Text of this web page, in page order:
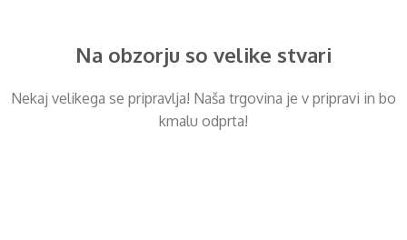
Na obzorju so velike stvari
Nekaj ​​velikega se pripravlja! Naša trgovina je v pripravi in ​​bo
kmalu odprta!